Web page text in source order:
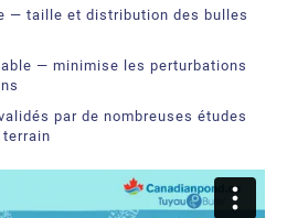
— taille et distribution des bulles
— minimise les perturbations
par de nombreuses études